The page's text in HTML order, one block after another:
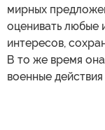
мирных
оценивать любые
интересов,
В то же время
военные